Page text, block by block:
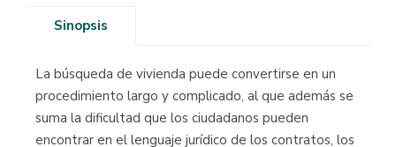
Sinopsis
La búsqueda de vivienda puede convertirse en un
procedimiento largo y complicado, al que además se
suma la dificultad que los ciudadanos pueden
encontrar en el lenguaje jurídico de los contratos, los